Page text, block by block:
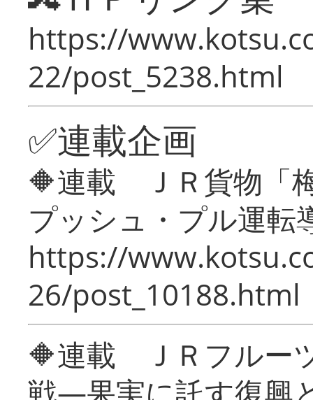
https://
22/post_5238.html
✅連載企画
🔶連載 ＪＲ貨物「
プッシュ・プル運転
https://
26/post_10188.html
🔶連載 ＪＲフルー